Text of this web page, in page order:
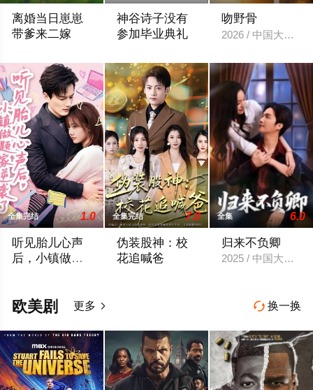
离婚当日崽崽
带爹来二嫁
神谷诗子没有
参加毕业典礼
吻野骨
2026 / 中国大陆 /
全集完结 1.0
听见胎儿心声
后，小镇做题
全集完结 7.0
伪装股神：校
花追喊爸
全集 6.0
归来不负卿
2025 / 中国大陆 /
 换一换
欧美剧 更多 